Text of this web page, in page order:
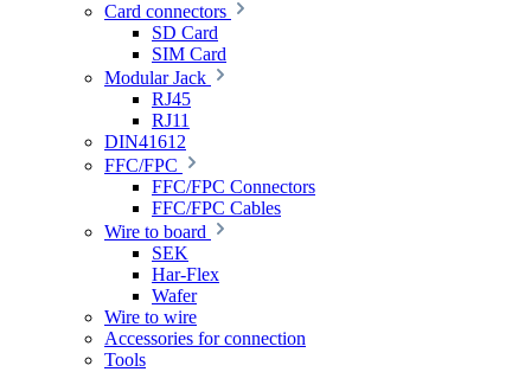
Card connectors
SD Card
SIM Card
Modular Jack
RJ45
RJ11
DIN41612
FFC/FPC
FFC/FPC Connectors
FFC/FPC Cables
Wire to board
SEK
Har-Flex
Wafer
Wire to wire
Accessories for connection
Tools